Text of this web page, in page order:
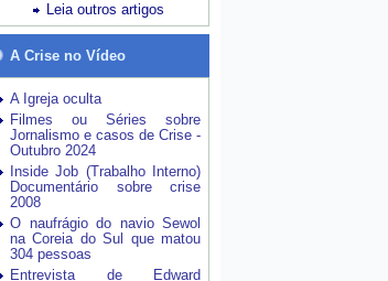
Leia outros artigos
A Crise no Vídeo
A Igreja oculta
Filmes ou Séries sobre
Jornalismo e casos de Crise -
Outubro 2024
Inside Job (Trabalho Interno)
Documentário sobre crise
2008
O naufrágio do navio Sewol
na Coreia do Sul que matou
304 pessoas
Entrevista de Edward